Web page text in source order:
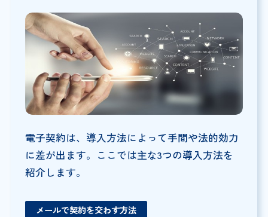
電子契約は、導入方法によって手間や法的効力
に差が出ます。ここでは主な3つの導入方法を
紹介します。
メールで契約を交わす方法